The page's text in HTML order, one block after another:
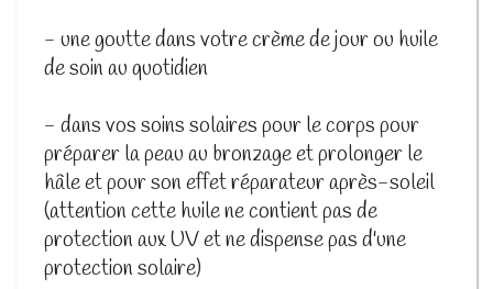
- une goutte dans votre crème de jour ou huile
de soin au quotidien
- dans vos soins solaires pour le corps pour
préparer la peau au bronzage et prolonger le
hâle et pour son effet réparateur après-soleil
(attention cette huile ne contient pas de
protection aux UV et ne dispense pas d'une
protection solaire)